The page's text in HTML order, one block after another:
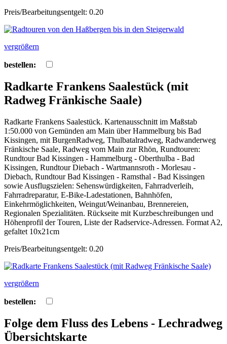
Preis/Bearbeitungsentgelt: 0.20
vergrößern
bestellen:
Radkarte Frankens Saalestück (mit
Radweg Fränkische Saale)
Radkarte Frankens Saalestück. Kartenausschnitt im Maßstab
1:50.000 von Gemünden am Main über Hammelburg bis Bad
Kissingen, mit BurgenRadweg, Thulbatalradweg, Radwanderweg
Fränkische Saale, Radweg vom Main zur Rhön, Rundtouren:
Rundtour Bad Kissingen - Hammelburg - Oberthulba - Bad
Kissingen, Rundtour Diebach - Wartmannsroth - Morlesau -
Diebach, Rundtour Bad Kissingen - Ramsthal - Bad Kissingen
sowie Ausflugszielen: Sehenswürdigkeiten, Fahrradverleih,
Fahrradreparatur, E-Bike-Ladestationen, Bahnhöfen,
Einkehrmöglichkeiten, Weingut/Weinanbau, Brennereien,
Regionalen Spezialitäten. Rückseite mit Kurzbeschreibungen und
Höhenprofil der Touren, Liste der Radservice-Adressen. Format A2,
gefaltet 10x21cm
Preis/Bearbeitungsentgelt: 0.20
vergrößern
bestellen:
Folge dem Fluss des Lebens - Lechradweg
Übersichtskarte